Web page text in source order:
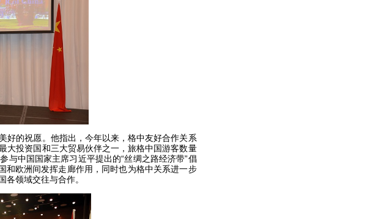
的祝愿。他指出，今年以来，格中友好合作关系
大投资国和三大贸易伙伴之一，旅格中国游客数量
与中国国家主席习近平提出的“丝绸之路经济带”倡
和欧洲间发挥走廊作用，同时也为格中关系进一步
领域交往与合作。